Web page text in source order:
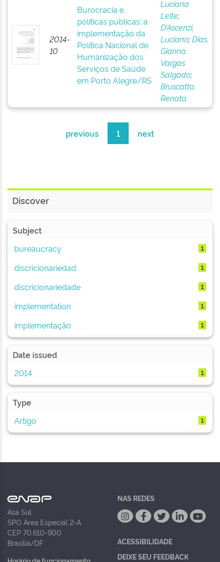
2014-
10
Burocracia e
políticas públicas: a
implementação da
Política Nacional de
Humanização dos
Serviços de Saúde
em Porto Alegre/RS
Luciana
Leite;
D’Ascenzi,
Luciano;Dias,
Gianna
Vargas
Salgado;
Bruscatto,
Renata
previous 1 next
Discover
Subject
bureaucracy
1
discricionariedad 1
discricionariedade 1
implementation 1
implementação 1
Date issued
2014
1
Type
Artigo
1
Asa Sul
SPO Área Especial 2-A
CEP 70.610-900
Brasília/DF
NAS REDES
ACESSIBILIDADE
DEIXE SEU FEEDBACK